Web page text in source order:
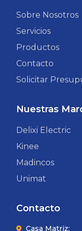
Sobre Nosotros
Servicios
Productos
Contacto
Solicitar
Nuestras
Delixi Electric
Kinee
Madincos
Unimat
Contacto
Casa Matriz: